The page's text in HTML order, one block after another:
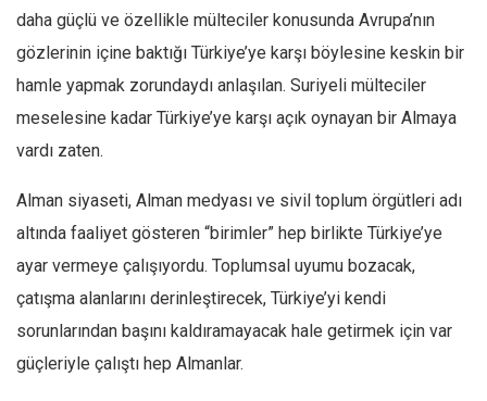
Bu Sayı
Tüm Sayılar
Kategoriler
Kültür Sanat
Karisi kitap sualleri
7 soruda bu hafta
Ekonomi
Spor
daha güçlü ve özellikle mülteciler konusunda Avrupa’nın
gözlerinin içine baktığı Türkiye’ye karşı böylesine keskin bir
hamle yapmak zorundaydı anlaşılan. Suriyeli mülteciler
meselesine kadar Türkiye’ye karşı açık oynayan bir Almaya
vardı zaten.
Alman siyaseti, Alman medyası ve sivil toplum örgütleri adı
altında faaliyet gösteren “birimler” hep birlikte Türkiye’ye
ayar vermeye çalışıyordu. Toplumsal uyumu bozacak,
çatışma alanlarını derinleştirecek, Türkiye’yi kendi
sorunlarından başını kaldıramayacak hale getirmek için var
güçleriyle çalıştı hep Almanlar.